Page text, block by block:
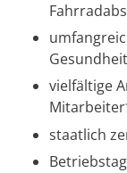
vielfältige
staatlich